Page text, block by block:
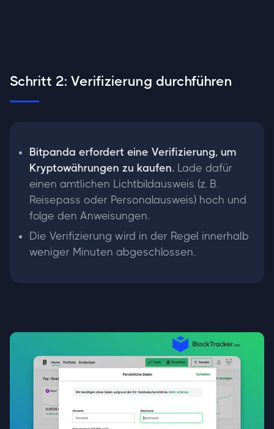
Schritt 2: Verifizierung durchführen
Bitpanda erfordert eine Verifizierung, um
Kryptowährungen zu kaufen. Lade dafür
einen amtlichen Lichtbildausweis (z. B.
Reisepass oder Personalausweis) hoch und
folge den Anweisungen.
Die Verifizierung wird in der Regel innerhalb
weniger Minuten abgeschlossen.